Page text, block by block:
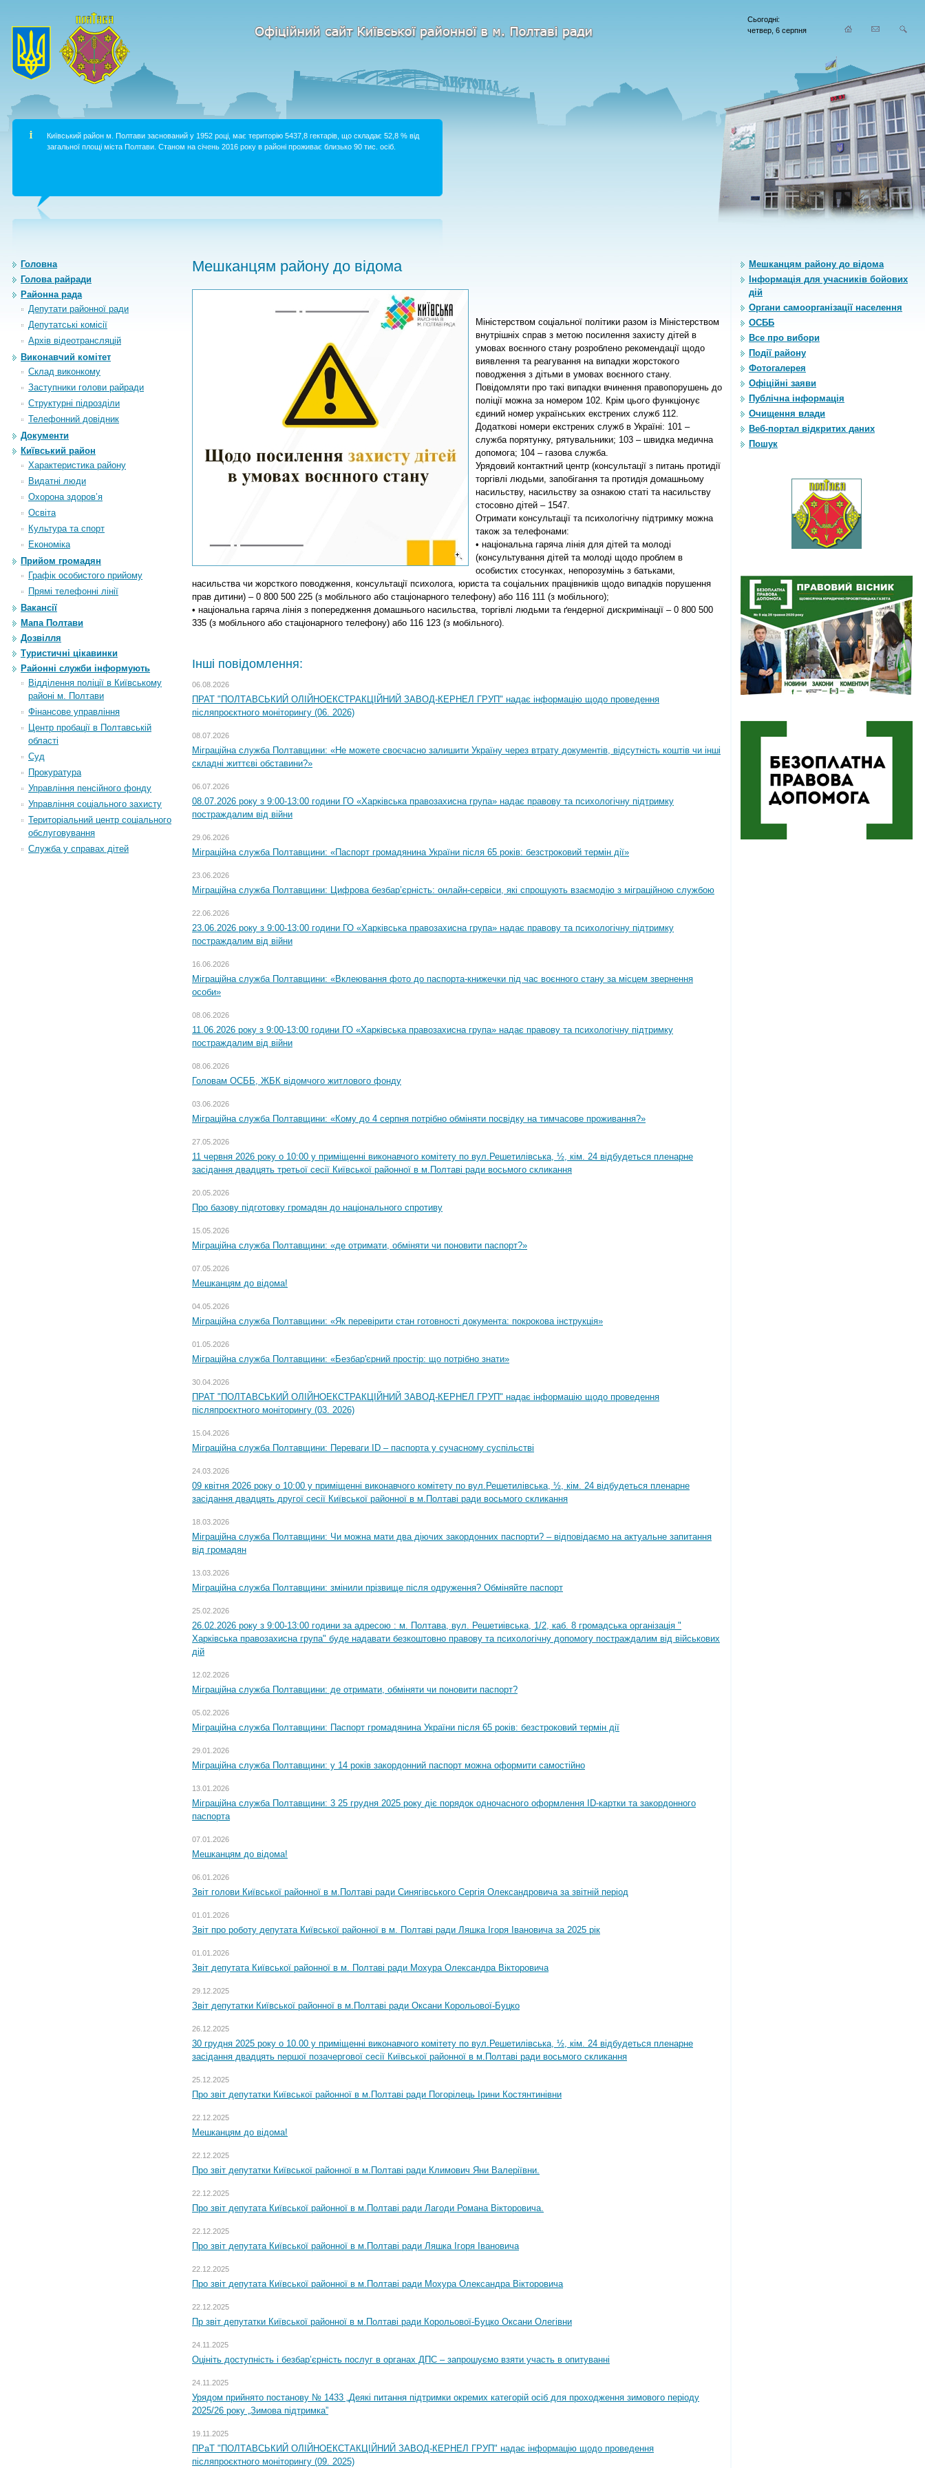
Київський район м. Полтави заснований у 1952 році, має територію 5437,8 гектарів, що складає 52,8 % від
загальної площі міста Полтави. Станом на січень 2016 року в районі проживає близько 90 тис. осіб.
Сьогодні:
четвер, 6 серпня
Головна
Голова райради
Районна рада
Депутати районної ради
Депутатські комісії
Архiв вiдеотрансляцiй
Виконавчий комітет
Склад виконкому
Заступники голови райради
Структурні підрозділи
Телефонний довідник
Документи
Київський район
Характеристика району
Видатні люди
Охорона здоров’я
Освіта
Культура та спорт
Економіка
Прийом громадян
Графік особистого прийому
Прямі телефонні лінії
Вакансії
Мапа Полтави
Дозвілля
Туристичні цікавинки
Районні служби інформують
Відділення поліції в Київському
районі м. Полтави
Фінансове управління
Центр пробації в Полтавській
області
Суд
Прокуратура
Управління пенсійного фонду
Управління соціального захисту
Територіальний центр соціального
обслуговування
Служба у справах дітей
Мешканцям району до відома
Міністерством соціальної політики разом із Міністерством
внутрішніх справ з метою посилення захисту дітей в
умовах воєнного стану розроблено рекомендації щодо
виявлення та реагування на випадки жорстокого
поводження з дітьми в умовах воєнного стану.
Повідомляти про такі випадки вчинення правопорушень до
поліції можна за номером 102. Крім цього функціонує
єдиний номер українських екстрених служб 112.
Додаткові номери екстрених служб в Україні: 101 –
служба порятунку, рятувальники; 103 – швидка медична
допомога; 104 – газова служба.
Урядовий контактний центр (консультації з питань протидії
торгівлі людьми, запобігання та протидія домашньому
насильству, насильству за ознакою статі та насильству
стосовно дітей – 1547.
Отримати консультації та психологічну підтримку можна
також за телефонами:
• національна гаряча лінія для дітей та молоді
(консультування дітей та молоді щодо проблем в
особистих стосунках, непорозумінь з батьками,
насильства чи жорсткого поводження, консультації психолога, юриста та соціальних працівників щодо випадків порушення
прав дитини) – 0 800 500 225 (з мобільного або стаціонарного телефону) або 116 111 (з мобільного);
• національна гаряча лінія з попередження домашнього насильства, торгівлі людьми та ґендерної дискримінації – 0 800 500
335 (з мобільного або стаціонарного телефону) або 116 123 (з мобільного).
Інші повідомлення:
06.08.2026
ПРАТ "ПОЛТАВСЬКИЙ ОЛІЙНОЕКСТРАКЦІЙНИЙ ЗАВОД-КЕРНЕЛ ГРУП" надає інформацію щодо проведення
післяпроєктного моніторингу (06. 2026)
08.07.2026
Міграційна служба Полтавщини: «Не можете своєчасно залишити Україну через втрату документів, відсутність коштів чи інші
складні життєві обставини?»
06.07.2026
08.07.2026 року з 9:00-13:00 години ГО «Харківська правозахисна група» надає правову та психологічну підтримку
постраждалим від війни
29.06.2026
Міграційна служба Полтавщини: «Паспорт громадянина України після 65 років: безстроковий термін дії»
23.06.2026
Міграційна служба Полтавщини: Цифрова безбар’єрність: онлайн-сервіси, які спрощують взаємодію з міграційною службою
22.06.2026
23.06.2026 року з 9:00-13:00 години ГО «Харківська правозахисна група» надає правову та психологічну підтримку
постраждалим від війни
16.06.2026
Міграційна служба Полтавщини: «Вклеювання фото до паспорта-книжечки під час воєнного стану за місцем звернення
особи»
08.06.2026
11.06.2026 року з 9:00-13:00 години ГО «Харківська правозахисна група» надає правову та психологічну підтримку
постраждалим від війни
08.06.2026
Головам ОСББ, ЖБК відомчого житлового фонду
03.06.2026
Міграційна служба Полтавщини: «Кому до 4 серпня потрібно обміняти посвідку на тимчасове проживання?»
27.05.2026
11 червня 2026 року о 10:00 у приміщенні виконавчого комітету по вул.Решетилівська, ½, кім. 24 відбудеться пленарне
засідання двадцять третьої сесії Київської районної в м.Полтаві ради восьмого скликання
20.05.2026
Про базову підготовку громадян до національного спротиву
15.05.2026
Міграційна служба Полтавщини: «де отримати, обміняти чи поновити паспорт?»
07.05.2026
Мешканцям до відома!
04.05.2026
Міграційна служба Полтавщини: «Як перевірити стан готовності документа: покрокова інструкція»
01.05.2026
Міграційна служба Полтавщини: «Безбар'єрний простір: що потрібно знати»
30.04.2026
ПРАТ "ПОЛТАВСЬКИЙ ОЛІЙНОЕКСТРАКЦІЙНИЙ ЗАВОД-КЕРНЕЛ ГРУП" надає інформацію щодо проведення
післяпроєктного моніторингу (03. 2026)
15.04.2026
Міграційна служба Полтавщини: Переваги ID – паспорта у сучасному суспільстві
24.03.2026
09 квітня 2026 року о 10:00 у приміщенні виконавчого комітету по вул.Решетилівська, ½, кім. 24 відбудеться пленарне
засідання двадцять другої сесії Київської районної в м.Полтаві ради восьмого скликання
18.03.2026
Міграційна служба Полтавщини: Чи можна мати два діючих закордонних паспорти? – відповідаємо на актуальне запитання
від громадян
13.03.2026
Міграційна служба Полтавщини: змінили прізвище після одруження? Обміняйте паспорт
25.02.2026
26.02.2026 року з 9:00-13:00 години за адресою : м. Полтава, вул. Решетиівська, 1/2, каб. 8 громадська організація "
Харківська правозахисна група" буде надавати безкоштовно правову та психологічну допомогу постраждалим від військових
дій
12.02.2026
Міграційна служба Полтавщини: де отримати, обміняти чи поновити паспорт?
05.02.2026
Міграційна служба Полтавщини: Паспорт громадянина України після 65 років: безстроковий термін дії
29.01.2026
Міграційна служба Полтавщини: у 14 років закордонний паспорт можна оформити самостійно
13.01.2026
Міграційна служба Полтавщини: 3 25 грудня 2025 року діє порядок одночасного оформлення ID-картки та закордонного
паспорта
07.01.2026
Мешканцям до відома!
06.01.2026
Звіт голови Київської районної в м.Полтаві ради Синягівського Сергія Олександровича за звітній період
01.01.2026
Звіт про роботу депутата Київської районної в м. Полтаві ради Ляшка Ігоря Івановича за 2025 рік
01.01.2026
Звіт депутата Київської районної в м. Полтаві ради Мохура Олександра Вікторовича
29.12.2025
Звіт депутатки Київської районної в м.Полтаві ради Оксани Корольової-Буцко
26.12.2025
30 грудня 2025 року о 10.00 у приміщенні виконавчого комітету по вул.Решетилівська, ½, кім. 24 відбудеться пленарне
засідання двадцять першої позачергової сесії Київської районної в м.Полтаві ради восьмого скликання
25.12.2025
Про звіт депутатки Київської районної в м.Полтаві ради Погорілець Ірини Костянтинівни
22.12.2025
Мешканцям до відома!
22.12.2025
Про звіт депутатки Київської районної в м.Полтаві ради Климович Яни Валеріївни.
22.12.2025
Про звіт депутата Київської районної в м.Полтаві ради Лагоди Романа Вікторовича.
22.12.2025
Про звіт депутата Київської районної в м.Полтаві ради Ляшка Ігоря Івановича
22.12.2025
Про звіт депутата Київської районної в м.Полтаві ради Мохура Олександра Вікторовича
22.12.2025
Пр звіт депутатки Київської районної в м.Полтаві ради Корольової-Буцко Оксани Олегівни
24.11.2025
Оцініть доступність і безбар’єрність послуг в органах ДПС – запрошуємо взяти участь в опитуванні
24.11.2025
Урядом прийнято постанову № 1433 „Деякі питання підтримки окремих категорій осіб для проходження зимового періоду
2025/26 року „Зимова підтримка”
19.11.2025
ПРаТ "ПОЛТАВСЬКИЙ ОЛІЙНОЕКСТАКЦІЙНИЙ ЗАВОД-КЕРНЕЛ ГРУП" надає інформацію щодо проведення
післяпроєктного моніторингу (09. 2025)
Мешканцям району до відома
Інформація для учасників бойових
дій
Органи самоорганiзацiї населення
ОСББ
Все про вибори
Події району
Фотогалерея
Офіційні заяви
Публічна інформація
Очищення влади
Веб-портал відкритих даних
Пошук